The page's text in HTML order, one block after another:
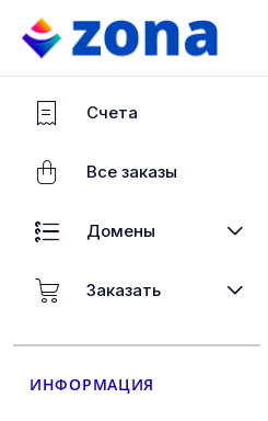
Счета
Все заказы
Домены
Заказать
ИНФОРМАЦИЯ